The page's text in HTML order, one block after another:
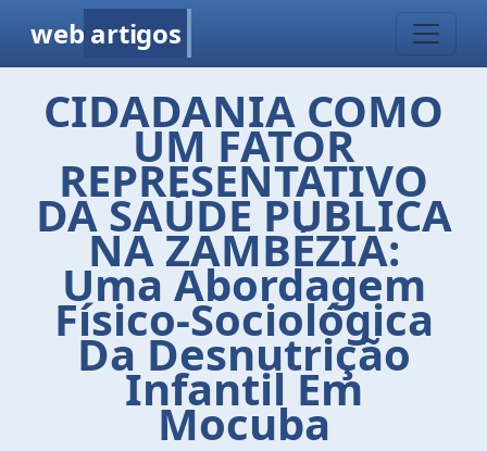
web artigos
CIDADANIA COMO
UM FATOR
REPRESENTATIVO
DA SAÚDE PUBLICA
NA ZAMBÉZIA:
Uma Abordagem
Físico-Sociológica
Da Desnutrição
Infantil Em
Mocuba